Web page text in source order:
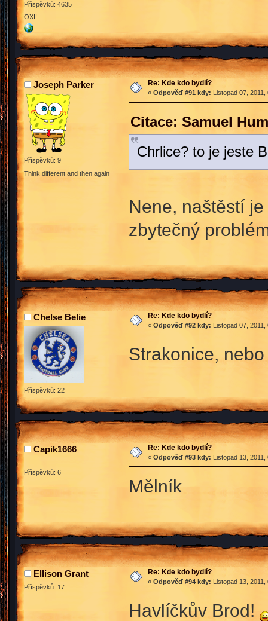
Příspěvků: 4635
OXI!
Joseph Parker
Příspěvků: 9
Think different and then again
Re: Kde kdo bydlí?
« Odpověď #91 kdy: Listopad 07,
Citace: Samuel
Chrlice? to je jeste
Nene, naštěstí
zbytečný
Chelse Belie
Příspěvků: 22
Re: Kde kdo bydlí?
« Odpověď #92 kdy: Listopad 07,
Strakonice,
Capik1666
Příspěvků: 6
Re: Kde kdo bydlí?
« Odpověď #93 kdy: Listopad 13,
Mělník
Ellison Grant
Příspěvků: 17
Re: Kde kdo bydlí?
« Odpověď #94 kdy: Listopad 13,
Havlíčkův Brod!